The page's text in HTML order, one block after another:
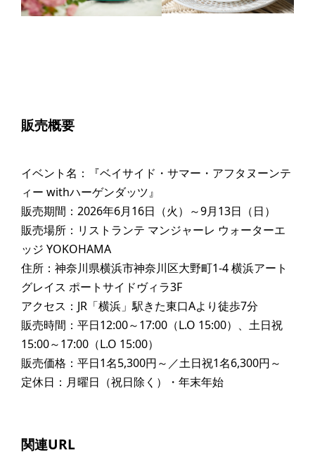
販売概要
イベント名：『ベイサイド・サマー・アフタヌーンテ
ィー withハーゲンダッツ』
販売期間：2026年6月16日（火）～9月13日（日）
販売場所：リストランテ マンジャーレ ウォーターエ
ッジ YOKOHAMA
住所：神奈川県横浜市神奈川区大野町1-4 横浜アート
グレイス ポートサイドヴィラ3F
アクセス：JR「横浜」駅きた東口Aより徒歩7分
販売時間：平日12:00～17:00（L.O 15:00）、土日祝
15:00～17:00（L.O 15:00）
販売価格：平日1名5,300円～／土日祝1名6,300円～
定休日：月曜日（祝日除く）・年末年始
関連URL